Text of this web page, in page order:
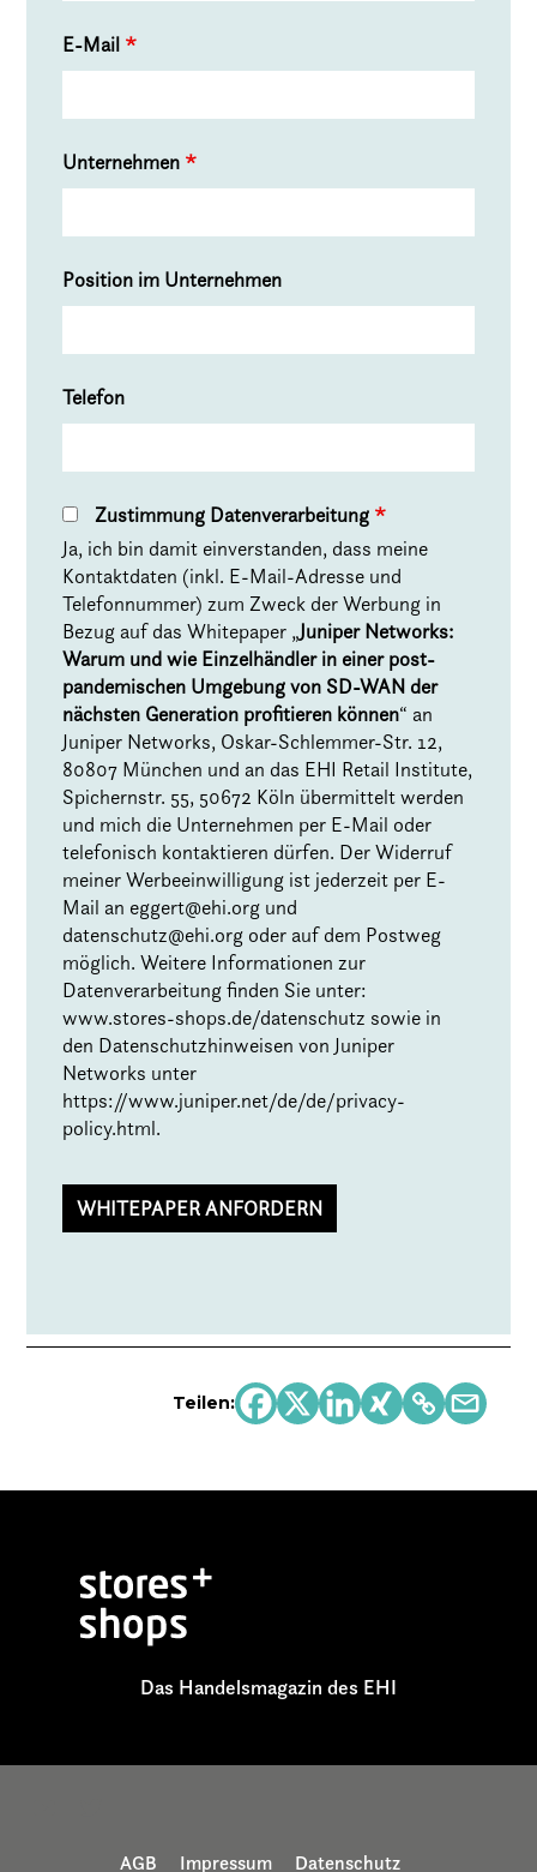
E-Mail *
Unternehmen *
Position im Unternehmen
Telefon
Zustimmung Datenverarbeitung *
Ja, ich bin damit einverstanden, dass meine
Kontaktdaten (inkl. E-Mail-Adresse und
Telefonnummer) zum Zweck der Werbung in
Bezug auf das Whitepaper „Juniper Networks:
Warum und wie Einzelhändler in einer post-
pandemischen Umgebung von SD-WAN der
nächsten Generation profitieren können“ an
Juniper Networks, Oskar-Schlemmer-Str. 12,
80807 München und an das EHI Retail Institute,
Spichernstr. 55, 50672 Köln übermittelt werden
und mich die Unternehmen per E-Mail oder
telefonisch kontaktieren dürfen. Der Widerruf
meiner Werbeeinwilligung ist jederzeit per E-
Mail an eggert@ehi.org und
datenschutz@ehi.org oder auf dem Postweg
möglich. Weitere Informationen zur
Datenverarbeitung finden Sie unter:
www.stores-shops.de/datenschutz sowie in
den Datenschutzhinweisen von Juniper
Networks unter
https://www.juniper.net/de/de/privacy-
policy.html.
Teilen:
Das Handelsmagazin des EHI
AGB Impressum Datenschutz